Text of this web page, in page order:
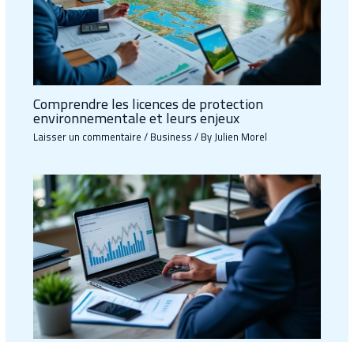
Comprendre les licences de protection
environnementale et leurs enjeux
Laisser un commentaire/Business/ ByJulien Morel